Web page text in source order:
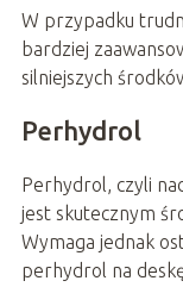
W przypadku
bardziej
silniejszych
Perhydrol
Perhydrol, czyli
jest skutecznym
Wymaga jednak
perhydrol na